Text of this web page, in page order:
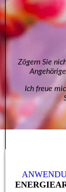
Zögern Sie
Ich freue